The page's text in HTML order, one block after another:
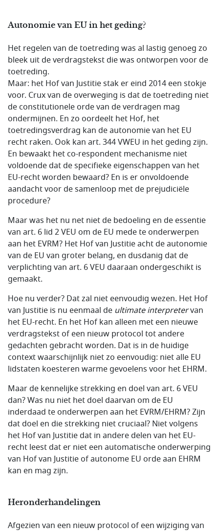
Autonomie van EU in het geding?
Het regelen van de toetreding was al lastig genoeg zo
bleek uit de verdragstekst die was ontworpen voor de
toetreding.
Maar: het Hof van Justitie stak er eind 2014 een stokje
voor. Crux van de overweging is dat de toetreding niet
de constitutionele orde van de verdragen mag
ondermijnen. En zo oordeelt het Hof, het
toetredingsverdrag kan de autonomie van het EU
recht raken. Ook kan art. 344 VWEU in het geding zijn.
En bewaakt het co-respondent mechanisme niet
voldoende dat de specifieke eigenschappen van het
EU-recht worden bewaard? En is er onvoldoende
aandacht voor de samenloop met de prejudiciële
procedure?
Maar was het nu net niet de bedoeling en de essentie
van art. 6 lid 2 VEU om de EU mede te onderwerpen
aan het EVRM? Het Hof van Justitie acht de autonomie
van de EU van groter belang, en dusdanig dat de
verplichting van art. 6 VEU daaraan ondergeschikt is
gemaakt.
Hoe nu verder? Dat zal niet eenvoudig wezen. Het Hof
van Justitie is nu eenmaal de ultimate interpretervan
het EU-recht. En het Hof kan alleen met een nieuwe
verdragstekst of een nieuw protocol tot andere
gedachten gebracht worden. Dat is in de huidige
context waarschijnlijk niet zo eenvoudig: niet alle EU
lidstaten koesteren warme gevoelens voor het EHRM.
Maar de kennelijke strekking en doel van art. 6 VEU
dan? Was nu niet het doel daarvan om de EU
inderdaad te onderwerpen aan het EVRM/EHRM? Zijn
dat doel en die strekking niet cruciaal? Niet volgens
het Hof van Justitie dat in andere delen van het EU-
recht leest dat er niet een automatische onderwerping
van Hof van Justitie of autonome EU orde aan EHRM
kan en mag zijn.
Heronderhandelingen
Afgezien van een nieuw protocol of een wijziging van